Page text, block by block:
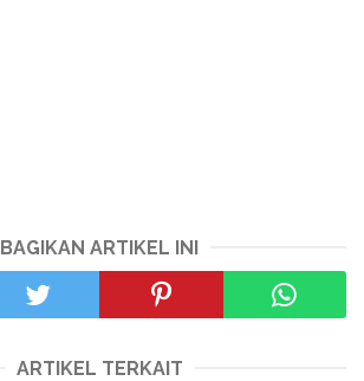
BAGIKAN ARTIKEL INI
ARTIKEL TERKAIT